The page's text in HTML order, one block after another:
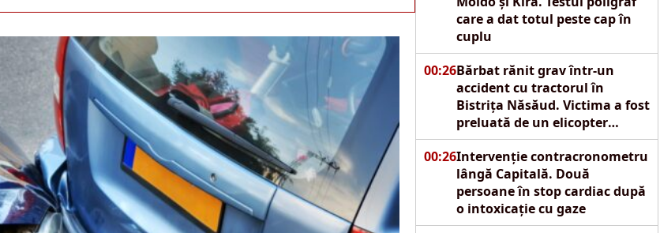
care a dat totul peste cap în
cuplu
00:26Bărbat rănit grav într-un
accident cu tractorul în
Bistrița Năsăud. Victima a fost
preluată de un elicopter
SMURD
00:26Intervenție contracronometru
lângă Capitală. Două
persoane în stop cardiac după
o intoxicație cu gaze